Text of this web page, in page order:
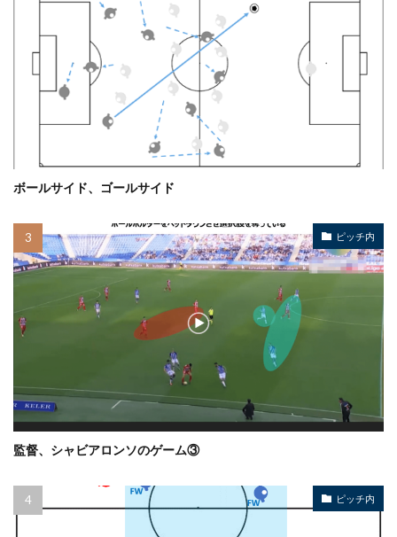
ボールサイド、ゴールサイド
ピッチ内
監督、シャビアロンソのゲーム③
ピッチ内